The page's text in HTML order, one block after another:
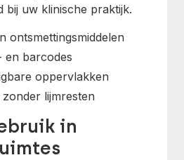
bij uw klinische praktijk.
ontsmettingsmiddelen
en barcodes
oppervlakken
lijmresten
in